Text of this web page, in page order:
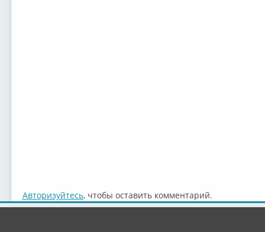
Авторизуйтесь, чтобы оставить комментарий.